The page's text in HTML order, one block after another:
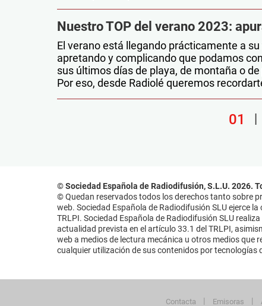
Nuestro TOP del verano 2023:
El verano está llegando prácticamente a
apretando y complicando que podamos
sus últimos días de playa, de montaña o
Por eso, desde Radiolé queremos
01
© Sociedad Española de Radiodifusión, S.L.U. 2026.
© Quedan reservados todos los derechos tanto sobre
web. Sociedad Española de Radiodifusión SLU ejerce
TRLPI. Sociedad Española de Radiodifusión SLU
actualidad prevista en el artículo 33.1 del TRLPI,
web a medios de lectura mecánica u otros medios que
cualquier utilización de sus contenidos por
Contacta Emisoras